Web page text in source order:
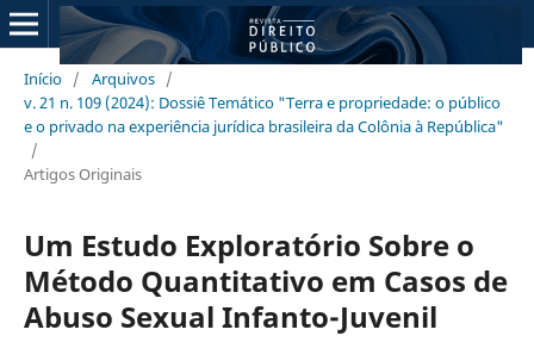
Início / Arquivos /
v. 21 n. 109 (2024): Dossiê Temático "Terra e propriedade: o público
e o privado na experiência jurídica brasileira da Colônia à República"
/
Artigos Originais
Um Estudo Exploratório Sobre o
Método Quantitativo em Casos de
Abuso Sexual Infanto-Juvenil